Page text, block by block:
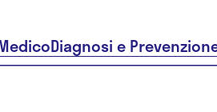
Diagnosi e